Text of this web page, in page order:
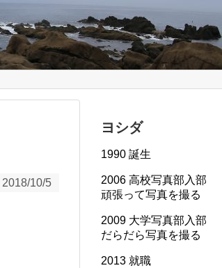
2018/10/5
ヨシダ
1990 誕生
2006 高校写真部入部
頑張って写真を撮る
2009 大学写真部入部
だらだら写真を撮る
2013 就職